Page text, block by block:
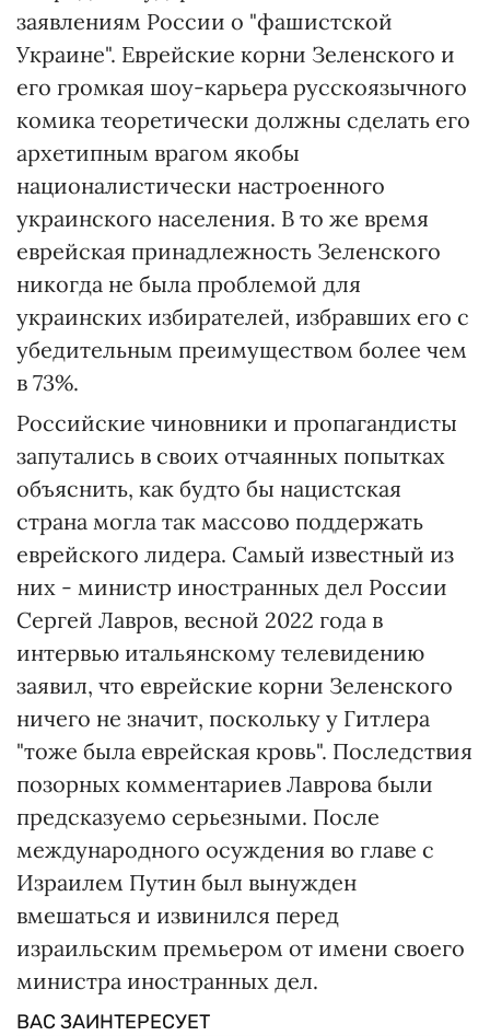
заявлениям России о "фашистской
Украине". Еврейские корни Зеленского и
его громкая шоу-карьера русскоязычного
комика теоретически должны сделать его
архетипным врагом якобы
националистически настроенного
украинского населения. В то же время
еврейская принадлежность Зеленского
никогда не была проблемой для
украинских избирателей, избравших его с
убедительным преимуществом более чем
в 73%.
Российские чиновники и пропагандисты
запутались в своих отчаянных попытках
объяснить, как будто бы нацистская
страна могла так массово поддержать
еврейского лидера. Самый известный из
них - министр иностранных дел России
Сергей Лавров, весной 2022 года в
интервью итальянскому телевидению
заявил, что еврейские корни Зеленского
ничего не значит, поскольку у Гитлера
"тоже была еврейская кровь". Последствия
позорных комментариев Лаврова были
предсказуемо серьезными. После
международного осуждения во главе с
Израилем Путин был вынужден
вмешаться и извинился перед
израильским премьером от имени своего
министра иностранных дел.
ВАС ЗАИНТЕРЕСУЕТ